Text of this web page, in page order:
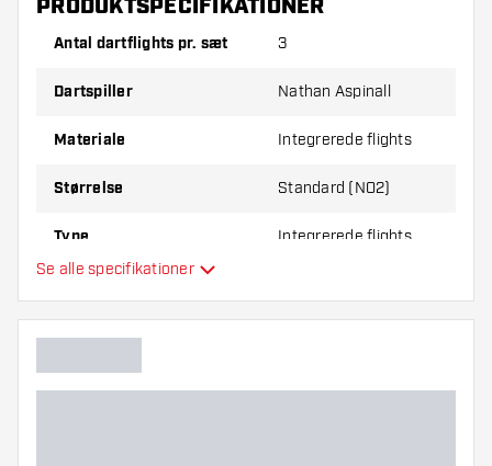
Prøv en anden form, et andet materiale eller en
hvilken der passer bedst til dig!
PRODUKTSPECIFIKATIONER
Antal dartflights pr. sæt 3
Dartspiller Nathan Aspinall
Materiale Integrerede flights
Størrelse Standard (NO2)
Type Integrerede flights
Yderligere farver
Se alle specifikationer